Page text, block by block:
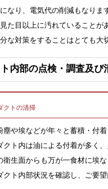
なり、電気代の削減もなりま
た目以上に汚れていることが
な対策をすることはとても大
内部の点検・調査及
クトの清掃
塵や埃などが年々と蓄積・付着
クト内は油による付着が多く
衛生面からも万が一食材に埃
クト内部状況を確認し、ご要